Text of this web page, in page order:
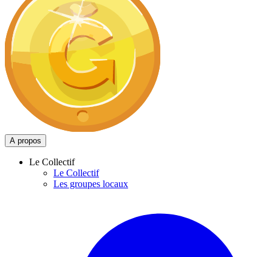
A propos
Le Collectif
Le Collectif
Les groupes locaux